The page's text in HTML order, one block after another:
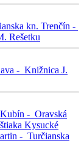
kn. Trenčín -
Rešetku
- Knižnica J.
- Oravská
Kysucké
- Turčianska